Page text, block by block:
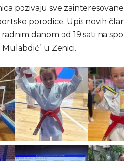
pozivaju sve
porodice. Upis novih
danom od 19 sati na
u Zenici.